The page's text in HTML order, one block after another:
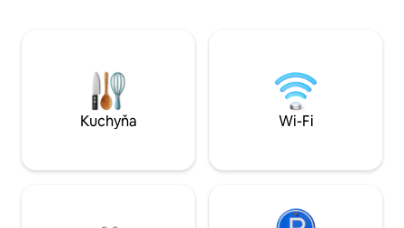
– renomovanej webovej stránke
zameranej na dizajn, architektúru a
Posteľná
k dispozícii.
Kuchyňa Wi-Fi